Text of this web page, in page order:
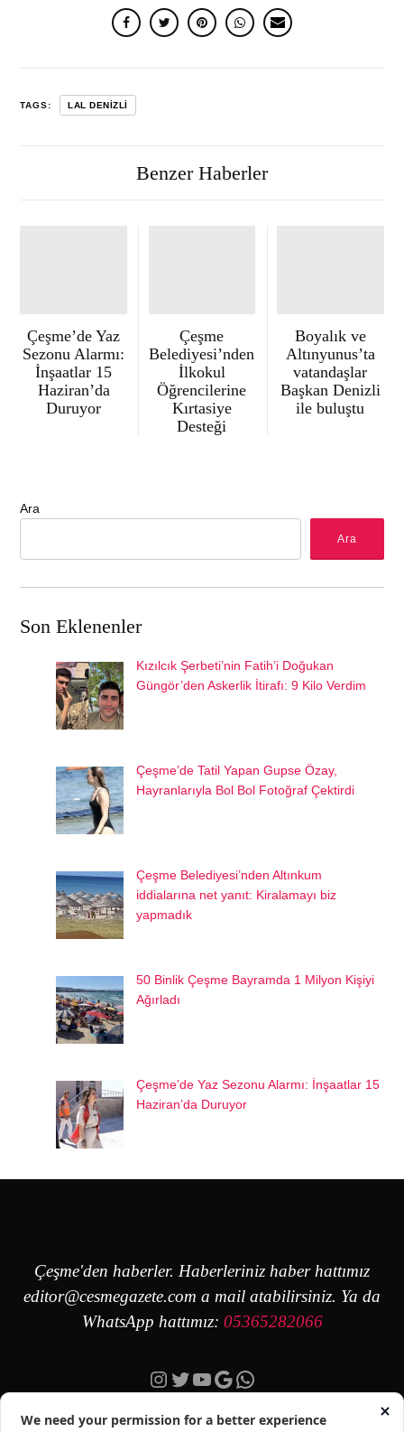
TAGS: LAL DENIZLI
Benzer Haberler
Çeşme’de Yaz
Sezonu Alarmı:
İnşaatlar 15
Haziran’da
Duruyor
Çeşme
Belediyesi’nden
İlkokul
Öğrencilerine
Kırtasiye
Desteği
Boyalık ve
Altınyunus’ta
vatandaşlar
Başkan Denizli
ile buluştu
Ara
Ara
Son Eklenenler
Kızılcık Şerbeti’nin Fatih’i Doğukan
Güngör’den Askerlik İtirafı: 9 Kilo Verdim
Çeşme’de Tatil Yapan Gupse Özay,
Hayranlarıyla Bol Bol Fotoğraf Çektirdi
Çeşme Belediyesi’nden Altınkum
iddialarına net yanıt: Kiralamayı biz
yapmadık
50 Binlik Çeşme Bayramda 1 Milyon Kişiyi
Ağırladı
Çeşme’de Yaz Sezonu Alarmı: İnşaatlar 15
Haziran’da Duruyor
Çeşme'den haberler. Haberleriniz haber hattımız
editor@cesmegazete.com a mail atabilirsiniz. Ya da
WhatsApp hattımız: 05365282066
Instagram
Twitter
YouTube
Google
https://wa.me/